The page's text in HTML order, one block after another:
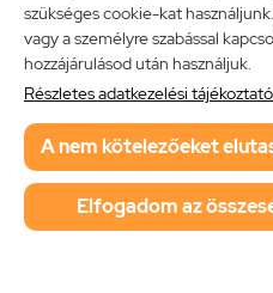
szükséges cookie-kat
vagy a személyre szabással
hozzájárulásod után használjuk.
Részletes adatkezelési
A nem kötelezőeket
Elfogadom az
Vissza a
Neon Music
Adatkezelési